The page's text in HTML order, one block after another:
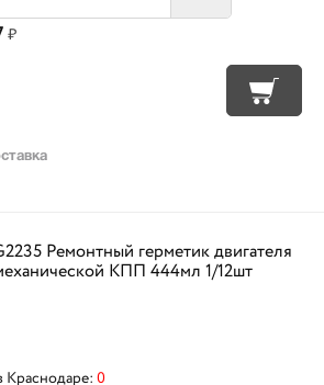
₽
Ремонтный герметик двигателя
КПП 444мл 1/12шт
Краснодаре: 0